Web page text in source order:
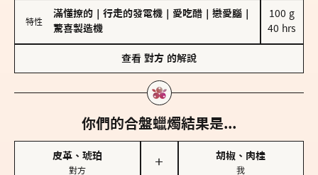
特性
滿懂撩的 行走的發電機 愛吃醋 戀愛腦
驚喜製造機
100 g
40 hrs
查看 對方 的解說
你們的合盤蠟燭結果是...
皮革、琥珀
對方
＋
胡椒、肉桂
我